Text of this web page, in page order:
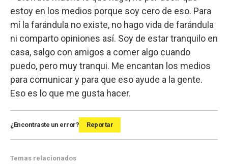
estoy en los medios porque soy cero de eso. Para
mí la farándula no existe, no hago vida de farándula
ni comparto opiniones así. Soy de estar tranquilo en
casa, salgo con amigos a comer algo cuando
puedo, pero muy tranqui. Me encantan los medios
para comunicar y para que eso ayude a la gente.
Eso es lo que me gusta hacer.
¿Encontraste un error? Reportar
Temas relacionados